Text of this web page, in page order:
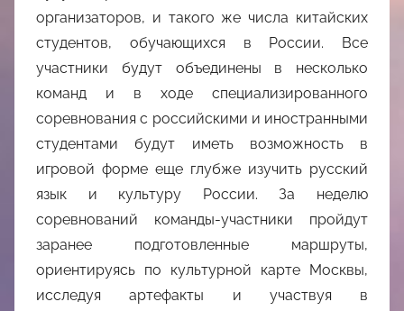
организаторов, и такого же числа китайских
студентов, обучающихся в России. Все
участники будут объединены в несколько
команд и в ходе специализированного
соревнования с российскими и иностранными
студентами будут иметь возможность в
игровой форме еще глубже изучить русский
язык и культуру России. За неделю
соревнований команды-участники пройдут
заранее подготовленные маршруты,
ориентируясь по культурной карте Москвы,
исследуя артефакты и участвуя в